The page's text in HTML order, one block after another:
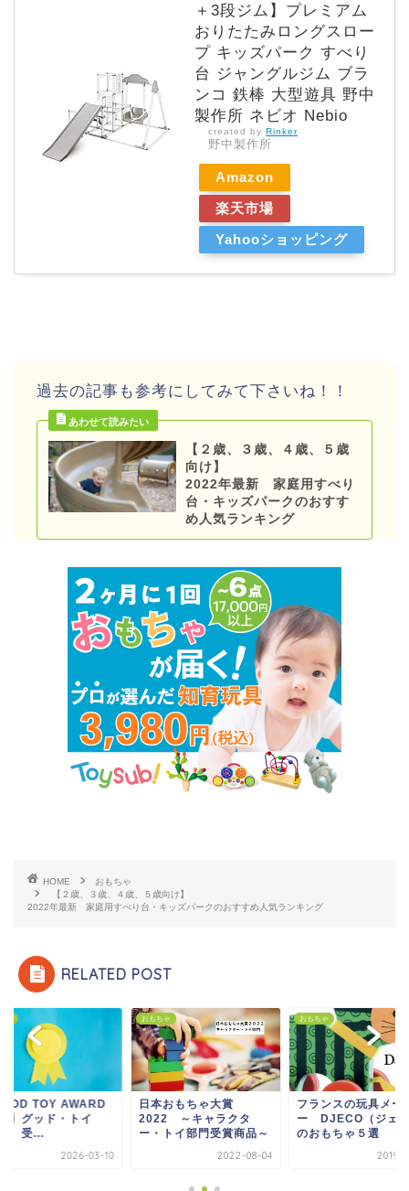
＋3段ジム】プレミアム
おりたたみロングスロー
プ キッズパーク すべり
台 ジャングルジム ブラ
ンコ 鉄棒 大型遊具 野中
製作所 ネビオ Nebio
created by Rinker
野中製作所
Amazon
楽天市場
Yahooショッピング
過去の記事も参考にしてみて下さいね！！
【２歳、３歳、４歳、５歳
向け】
2022年最新 家庭用すべり
台・キッズパークのおすす
め人気ランキング
HOME
おもちゃ
【２歳、３歳、４歳、５歳向け】
2022年最新 家庭用すべり台・キッズパークのおすすめ人気ランキング
RELATED POST
おもちゃ大賞
～キャラクタ
トイ部門受賞商品～
2022-08-04
おもちゃ
フランスの玩具メーカ
ー DJECO（ジェコ）
のおもちゃ５選
2019-06-20
おもちゃ
【GOOD TOY
2025】グッド・トイ
2025 受...
2026-